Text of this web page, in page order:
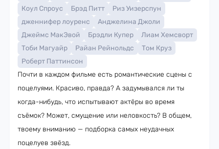
Коул Спроус
Брэд Питт
Риз Уизерспун
дженнифер лоуренс
Анджелина Джоли
Джеймс МакЭвой
Брэдли Купер
Лиам Хемсворт
Тоби Магуайр
Райан Рейнольдс
Том Круз
Роберт Паттинсон
Почти в каждом фильме есть романтические сцены с
поцелуями. Красиво, правда? А задумывался ли ты
когда-нибудь, что испытывают актёры во время
съёмок? Может, смущение или неловкость? В общем,
твоему вниманию — подборка самых неудачных
поцелуев звёзд.